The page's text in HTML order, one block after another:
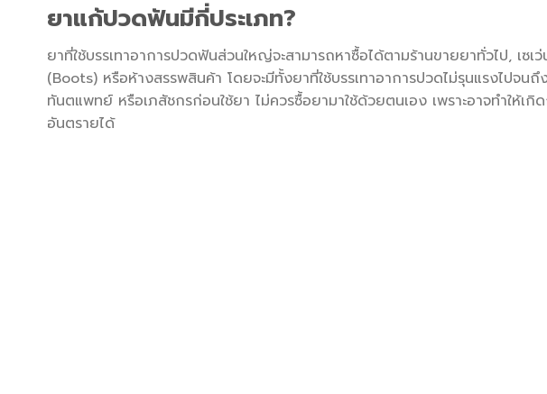
ยาแก้ปวดฟันมีกี่ประเภท?
ยาที่ใช้บรรเทาอาการปวดฟันส่วนใหญ่จะสามารถหาซื้อได้ตามร้านขายยาทั่วไป, เ
(Boots) หรือห้างสรรพสินค้า โดยจะมีทั้งยาที่ใช้บรรเทาอาการปวดไม่รุนแรงไปจ
ทันตแพทย์ หรือเภสัชกรก่อนใช้ยา ไม่ควรซื้อยามาใช้ด้วยตนเอง เพราะอาจทำให้เกิ
อันตรายได้